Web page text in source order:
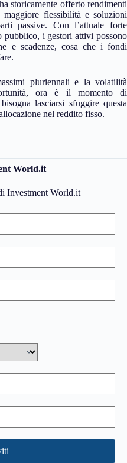
storicamente offerto rendimenti
flessibilità e soluzioni
passive. Con l’attuale forte
pubblico, i gestori attivi possono
e scadenze, cosa che i fondi
pluriennali e la volatilità
ora è il momento di
lasciarsi sfuggire questa
nel reddito fisso.
World.it
Investment World.it